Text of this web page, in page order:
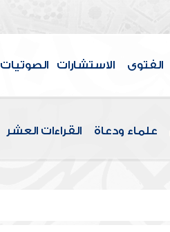
الفتوى الاستشارات الصوتيات
علماء ودعاة القراءات العشر